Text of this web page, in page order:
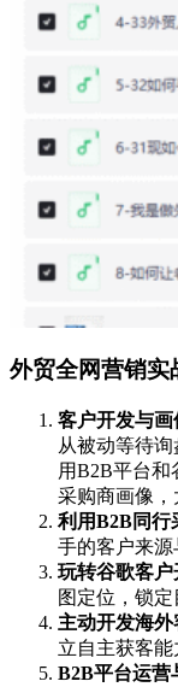
外贸全网营销实
客户开发与
从被动等待
用B2B平台
采购商画像，
利用B2B同行
手的客户来
玩转谷歌客户
图定位，锁
主动开发海
立自主获客能
B2B平台运营